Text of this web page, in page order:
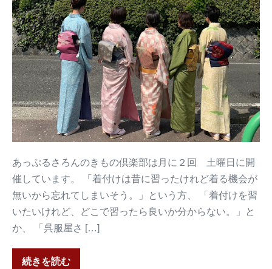
あっぷるさろんのきもの倶楽部は月に２回 土曜日に開
催しています。 「着付けは昔に習ったけれど着る機会が
無いから忘れてしまいそう。」という方、 「着付けを習
いたいけれど、どこで習ったら良いか分からない。」と
か、 「呉服屋さ […]
続きを読む